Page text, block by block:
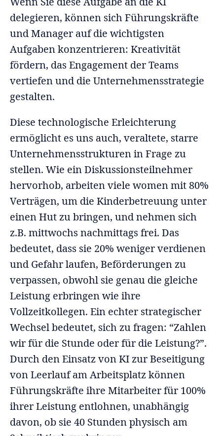
delegieren, können sich Führungskräfte
und Manager auf die wichtigsten
Aufgaben konzentrieren: Kreativität
fördern, das Engagement der Teams
vertiefen und die Unternehmensstrategie
gestalten.
Diese technologische Erleichterung
ermöglicht es uns auch, veraltete, starre
Unternehmensstrukturen in Frage zu
stellen. Wie ein Diskussionsteilnehmer
hervorhob, arbeiten viele women mit 80%
Verträgen, um die Kinderbetreuung unter
einen Hut zu bringen, und nehmen sich
z.B. mittwochs nachmittags frei. Das
bedeutet, dass sie 20% weniger verdienen
und Gefahr laufen, Beförderungen zu
verpassen, obwohl sie genau die gleiche
Leistung erbringen wie ihre
Vollzeitkollegen. Ein echter strategischer
Wechsel bedeutet, sich zu fragen: “Zahlen
wir für die Stunde oder für die Leistung?”.
Durch den Einsatz von KI zur Beseitigung
von Leerlauf am Arbeitsplatz können
Führungskräfte ihre Mitarbeiter für 100%
ihrer Leistung entlohnen, unabhängig
davon, ob sie 40 Stunden physisch am